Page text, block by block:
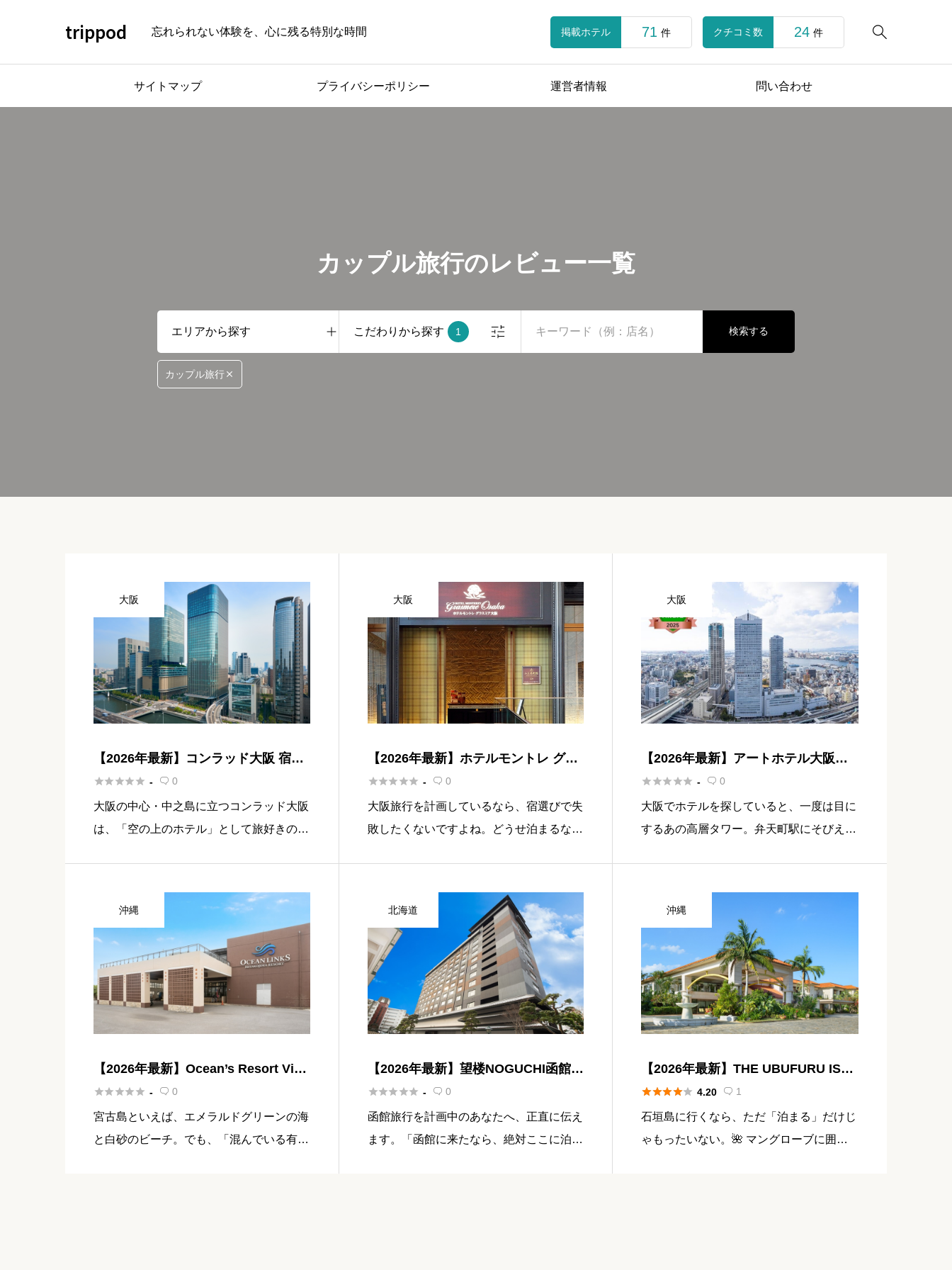
trippod 忘れられない体験を、心に残る特別な時間 
掲載ホテル 71 件 クチコミ数 24 件
サイトマップ プライバシーポリシー 運営者情報 問い合わせ
カップル旅行のレビュー一覧
こだわりから探す 1 検索する
カップル旅行
大阪
【2026年最新】コンラッド大阪 宿泊
記｜地上200mの絶景ラグジュアリー
ホテル
 -  0
大阪の中心・中之島に立つコンラッド大阪
は、「空の上のホテル」として旅好きの女
ラマビューは、写真に収めた瞬間に思わず
大阪
【2026年最新】ホテルモントレ グラ
スミア大阪 宿泊記｜難波駅直結の英
国調ホテル
 -  0
大阪旅行を計画しているなら、宿選びで失
敗したくないですよね。どうせ泊まるなら
がままをすべて叶えてくれるのが、ホテル
モントレ グラスミア大阪です。 […]
大阪
【2026年最新】アートホテル大阪ベ
イタワー 宿泊記｜地上200mの絶景夜
景と空庭温泉
 -  0
大阪でホテルを探していると、一度は目に
するあの高層タワー。弁天町駅にそびえ立
23階以上という眺望へのこだ […]
沖縄
【2026年最新】Ocean’s Resort Villa
Vorla 宮古島 宿泊記｜プライベート
プール付きヴィラリゾート
 -  0
宮古島といえば、エメラルドグリーンの海
と白砂のビーチ。でも、「混んでいる有名
北海道
【2026年最新】望楼NOGUCHI函館
宿泊記｜展望温泉と創作会席が人気
の湯の川温泉高級宿
 -  0
函館旅行を計画中のあなたへ、正直に伝え
ます。「函館に来たなら、絶対ここに泊ま
沖縄
【2026年最新】THE UBUFURU ISHI
GAKI 宿泊記｜全室130㎡超の石垣島
ラグジュアリーコンドミニアム
 4.20  1
石垣島に行くなら、ただ「泊まる」だけじ
ゃもったいない。🌺 マングローブに囲ま